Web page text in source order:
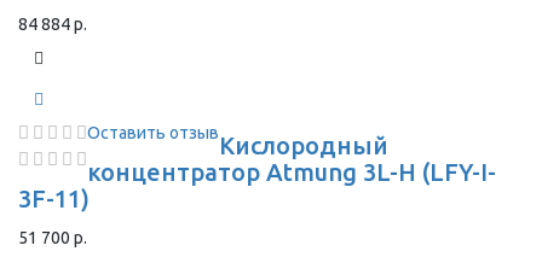
84 884 р.
Оставить отзывКислородный
концентратор Atmung 3L-H (LFY-I-
3F-11)
51 700 р.